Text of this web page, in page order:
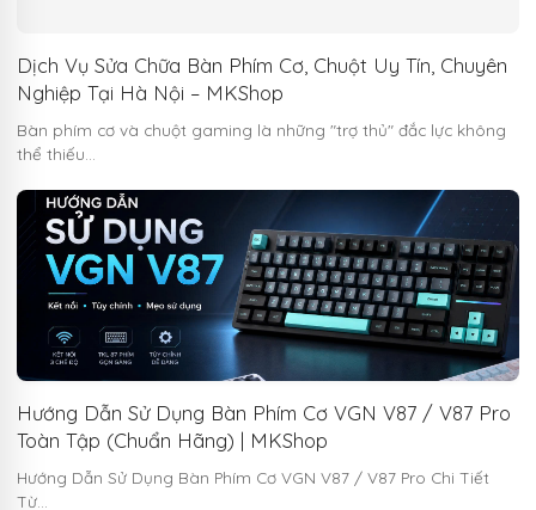
Dịch Vụ Sửa Chữa Bàn Phím Cơ, Chuột Uy Tín, Chuyên
Nghiệp Tại Hà Nội – MKShop
Bàn phím cơ và chuột gaming là những "trợ thủ" đắc lực không
thể thiếu…
Hướng Dẫn Sử Dụng Bàn Phím Cơ VGN V87 / V87 Pro
Toàn Tập (Chuẩn Hãng) | MKShop
Hướng Dẫn Sử Dụng Bàn Phím Cơ VGN V87 / V87 Pro Chi Tiết
Từ…